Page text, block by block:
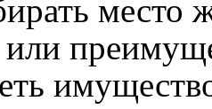
место